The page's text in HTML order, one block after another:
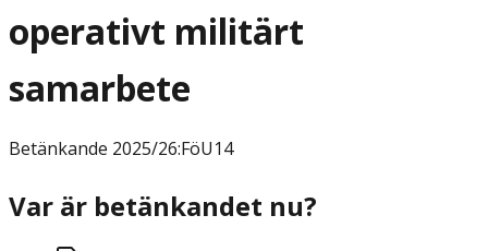
operativt militärt
samarbete
Betänkande 2025/26:FöU14
Var är betänkandet nu?